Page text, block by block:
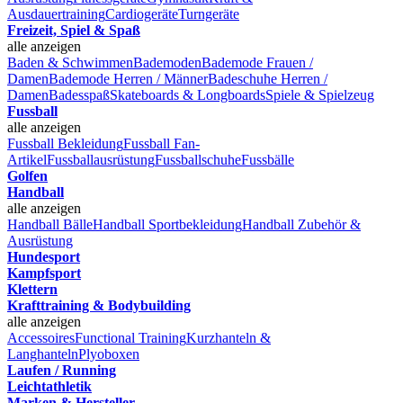
AusdauertrainingCardiogeräteTurngeräte
Freizeit, Spiel & Spaß
alle anzeigen
Baden & SchwimmenBademodenBademode Frauen /
DamenBademode Herren / MännerBadeschuhe Herren /
DamenBadesspaßSkateboards & LongboardsSpiele & Spielzeug
Fussball
alle anzeigen
Fussball BekleidungFussball Fan-
ArtikelFussballausrüstungFussballschuheFussbälle
Golfen
Handball
alle anzeigen
Handball BälleHandball SportbekleidungHandball Zubehör &
Ausrüstung
Hundesport
Kampfsport
Klettern
Krafttraining & Bodybuilding
alle anzeigen
AccessoiresFunctional TrainingKurzhanteln &
LanghantelnPlyoboxen
Laufen / Running
Leichtathletik